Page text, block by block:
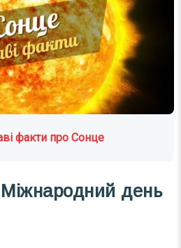
факти про Сонце
день